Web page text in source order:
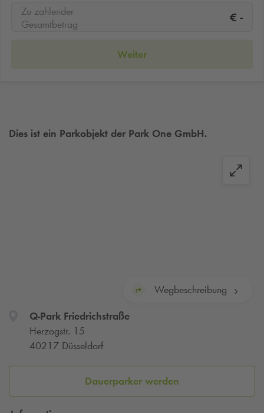
Zu zahlender
Gesamtbetrag
€ -
Weiter
Dies ist ein Parkobjekt der Park One GmbH.
Wegbeschreibung
Q-ParkFriedrichstraße
Herzogstr. 15
40217 Düsseldorf
Dauerparker werden